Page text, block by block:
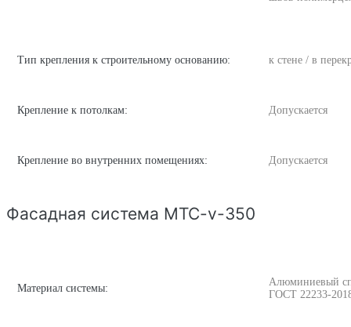
Тип крепления к строительному основанию: к стене / в
Крепление к потолкам: Допускается
Крепление во внутренних помещениях: Допускается
Фасадная система MTC-v-350
Материал системы:
Алюминиевый
ГОСТ 22233-